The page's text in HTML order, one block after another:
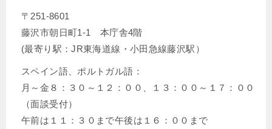
〒251-8601
藤沢市朝日町1-1 本庁舎4階
(最寄り駅：JR東海道線・小田急線藤沢駅）
スペイン語、ポルトガル語：
月～金８：３０～１２：００、１３：００～１７：００
（面談受付）
午前は１１：３０まで午後は１６：００まで